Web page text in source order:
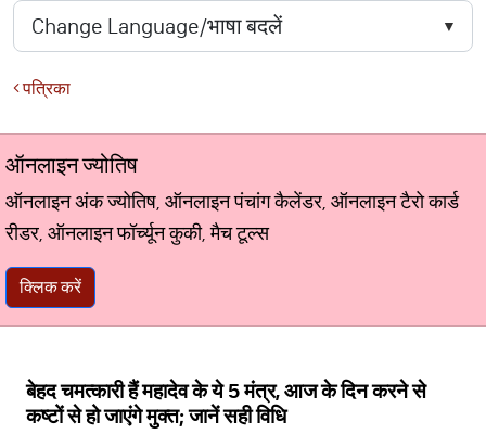
पत्रिका
ऑनलाइन ज्योतिष
ऑनलाइन अंक ज्योतिष, ऑनलाइन पंचांग कैलेंडर, ऑनलाइन टैरो कार्ड
रीडर, ऑनलाइन फॉर्च्यून कुकी, मैच टूल्स
क्लिक करें
बेहद चमत्कारी हैं महादेव के ये 5 मंत्र, आज के दिन करने से
कष्टों से हो जाएंगे मुक्त; जानें सही विधि